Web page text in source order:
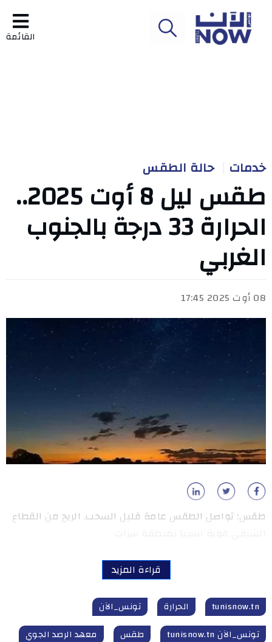
القائمة
خدمات حالة الطقس
طقس ليل 8 أوت 2025..
الحرارة 33 درجة بالجنوب
الغربي
08 أوت 2025 17:45
طقس: تواصل الطقس عامة قليل السحب. الريح من القطاع
قراءة المزيد
tunisnow.tn الحرارة
تونس_الآن
تونس_الآن tunisnow.tn
طقس معهد الرصد الجوي